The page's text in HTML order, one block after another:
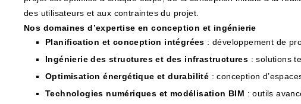
des utilisateurs et aux contraintes du projet.
Nos domaines d’expertise en conception et ingénierie
Planification et conception intégrées : développement de
Ingénierie des structures et des infrastructures : solutions
Optimisation énergétique et durabilité : conception
Technologies numériques et modélisation BIM : outils